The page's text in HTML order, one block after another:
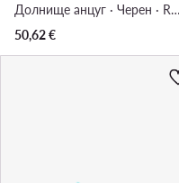
Долнище анцуг · Черен · Relaxed Fit
50,62€